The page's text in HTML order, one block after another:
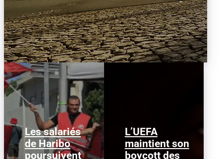
Les salariés
de Haribo
poursuivent
PHOTO M.R. Les
salariés de l'usine
L’UEFA
maintient son
boycott des
Image d'illustration : ©
Dado Ruvic, Reuters
L'Union des